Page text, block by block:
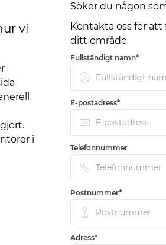
vi
i
Söker du någon
Kontakta oss för
ditt område
Fullständigt namn*
E-postadress*
Telefonnummer
Postnummer*
Adress*